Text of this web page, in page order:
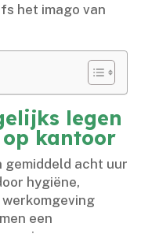
het imago van
legen
kantoor
gemiddeld acht uur
hygiëne,
werkomgeving
een